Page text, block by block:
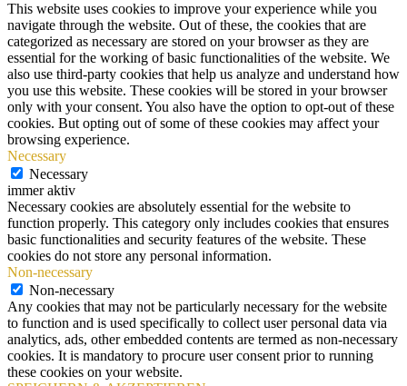
This website uses cookies to improve your experience while you
navigate through the website. Out of these, the cookies that are
categorized as necessary are stored on your browser as they are
essential for the working of basic functionalities of the website. We
also use third-party cookies that help us analyze and understand how
you use this website. These cookies will be stored in your browser
only with your consent. You also have the option to opt-out of these
cookies. But opting out of some of these cookies may affect your
browsing experience.
Necessary
Necessary
immer aktiv
Necessary cookies are absolutely essential for the website to
function properly. This category only includes cookies that ensures
basic functionalities and security features of the website. These
cookies do not store any personal information.
Non-necessary
Non-necessary
Any cookies that may not be particularly necessary for the website
to function and is used specifically to collect user personal data via
analytics, ads, other embedded contents are termed as non-necessary
cookies. It is mandatory to procure user consent prior to running
these cookies on your website.